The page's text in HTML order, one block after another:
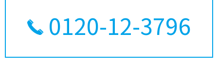
0120-12-3796